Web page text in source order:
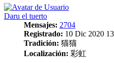
Daru el tuerto
Mensajes: 2704
Registrado: 10 Dic 2020
Tradición: 猫猫
Localización: 彩虹